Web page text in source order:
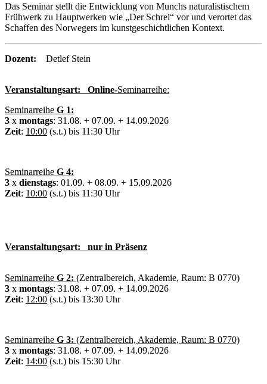
Das Seminar stellt die Entwicklung von Munchs naturalistischem
Frühwerk zu Hauptwerken wie „Der Schrei“ vor und verortet das
Schaffen des Norwegers im kunstgeschichtlichen Kontext.
Dozent: Detlef Stein
Veranstaltungsart: Online-Seminarreihe:
Seminarreihe G 1:
3 x montags: 31.08. + 07.09. + 14.09.2026
Zeit: 10:00 (s.t.) bis 11:30 Uhr
Seminarreihe G 4:
3 x dienstags: 01.09. + 08.09. + 15.09.2026
Zeit: 10:00 (s.t.) bis 11:30 Uhr
Veranstaltungsart: nur in Präsenz
Seminarreihe G 2: (Zentralbereich, Akademie, Raum: B 0770)
3 x montags: 31.08. + 07.09. + 14.09.2026
Zeit: 12:00 (s.t.) bis 13:30 Uhr
Seminarreihe G 3: (Zentralbereich, Akademie, Raum: B 0770)
3 x montags: 31.08. + 07.09. + 14.09.2026
Zeit: 14:00 (s.t.) bis 15:30 Uhr